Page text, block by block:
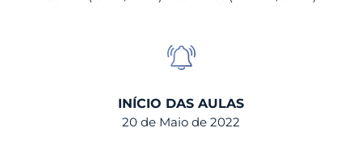
INÍCIO DAS AULAS
20 de Maio de 2022